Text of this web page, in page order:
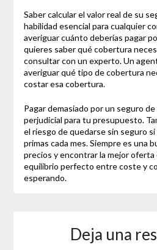
Saber calcular el valor real de su
habilidad esencial para cualquier
averiguar cuánto deberías pagar
quieres saber qué cobertura
consultar con un experto. Un
averiguar qué tipo de cobertura
costar esa cobertura.
Pagar demasiado por un seguro
perjudicial para tu presupuesto.
el riesgo de quedarse sin seguro
primas cada mes. Siempre es una
precios y encontrar la mejor oferta
equilibrio perfecto entre coste y
esperando.
Deja una